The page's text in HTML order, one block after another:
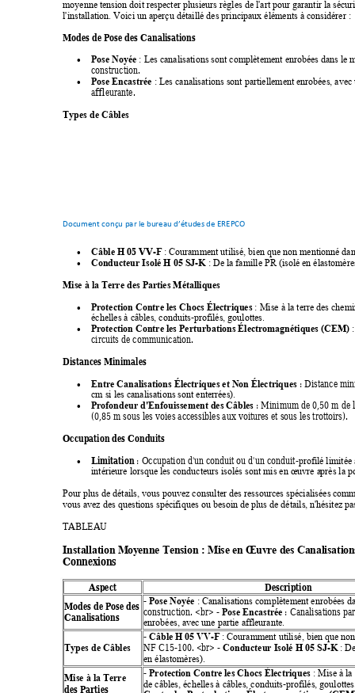
moyenne tension doit respecter plusieurs règles de l'art pour garantir la séc
l'installation. Voici un aperçu détaillé des principaux éléments à considérer :
Modes de Pose des Canalisations
 Pose Noyée : Les canalisations sont complètement enrobées dans le
construction.
 Pose Encastrée : Les canalisations sont partiellement enrobées,
affleurante.
Types de Câbles
Document conçu par le bureau d’études de EREPCO
 Câble H 05 VV-F : Couramment utilisé, bien que non mentionné
 Conducteur Isolé H 05 SJ-K : De la famille PR (isolé en
Mise à la Terre des Parties Métalliques
 Protection Contre les Chocs Électriques : Mise à la terre des
échelles à câbles, conduits-profilés, goulottes.
 Protection Contre les Perturbations Électromagnétiques (CEM)
circuits de communication.
Distances Minimales
 Entre Canalisations Électriques et Non Électriques : Distance
cm si les canalisations sont enterrées).
 Profondeur d'Enfouissement des Câbles : Minimum de 0,50 m de
(0,85 m sous les voies accessibles aux voitures et sous les trottoirs).
Occupation des Conduits
 Limitation : Occupation d'un conduit ou d'un conduit-profilé limitée
intérieure lorsque les conducteurs isolés sont mis en œuvre après la
Pour plus de détails, vous pouvez consulter des ressources spécialisées c
vous avez des questions spécifiques ou besoin de plus de détails, n'hésitez
TABLEAU
Installation Moyenne Tension : Mise en Œuvre des Canalisati
Connexions
Aspect
Description
Modes de Pose des
Canalisations
- Pose Noyée : Canalisations complètement enrobées
construction. <br> - Pose Encastrée : Canalisations
enrobées, avec une partie affleurante.
Types de Câbles
- Câble H 05 VV-F : Couramment utilisé, bien que
NF C15-100. <br> - Conducteur Isolé H 05 SJ-K :
en élastomères).
Mise à la Terre
des Parties
- Protection Contre les Chocs Électriques : Mise à la
de câbles, échelles à câbles, conduits-profilés, goulottes